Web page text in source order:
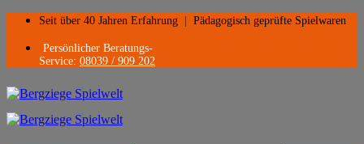
Zum
springen
Seit über 40 Jahren Erfahrung Pädagogisch geprüfte Spielwaren
Persönlicher Beratungs-
Service: 08039 / 909 202